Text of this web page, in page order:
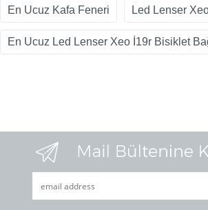
En Ucuz Kafa Feneri Led Lenser
En Ucuz Led Lenser Xeo İ19r Bisiklet